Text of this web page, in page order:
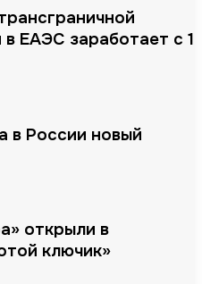
ЕАЭС заработает с 1
в России новый
открыли в
ключик»